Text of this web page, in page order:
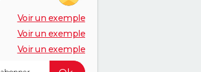
Voir un exemple
Voir un exemple
Voir un exemple